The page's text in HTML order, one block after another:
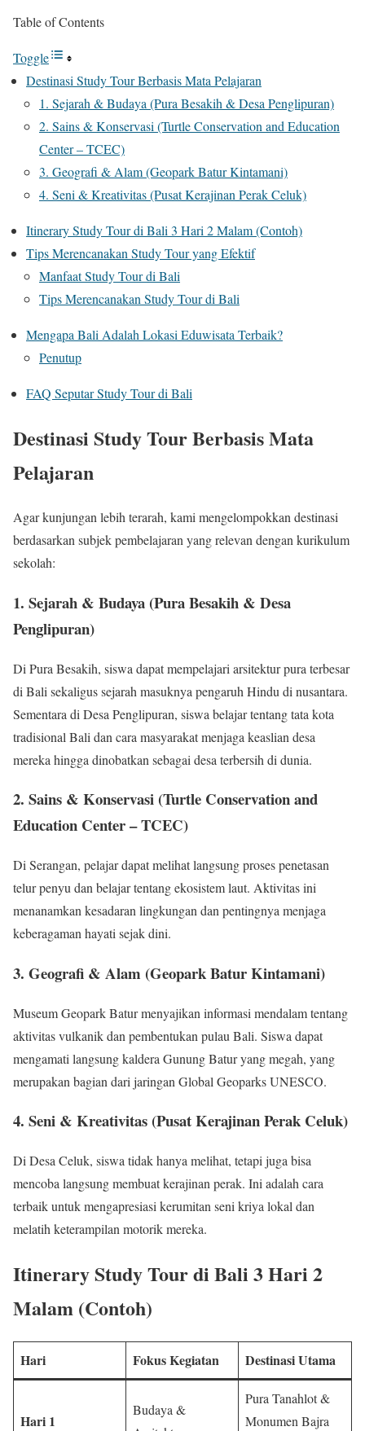
Table of Contents
Toggle
Destinasi Study Tour Berbasis Mata Pelajaran
1. Sejarah & Budaya (Pura Besakih & Desa Penglipuran)
2. Sains & Konservasi (Turtle Conservation and Education
Center – TCEC)
3. Geografi & Alam (Geopark Batur Kintamani)
4. Seni & Kreativitas (Pusat Kerajinan Perak Celuk)
Itinerary Study Tour di Bali 3 Hari 2 Malam (Contoh)
Tips Merencanakan Study Tour yang Efektif
Manfaat Study Tour di Bali
Tips Merencanakan Study Tour di Bali
Mengapa Bali Adalah Lokasi Eduwisata Terbaik?
Penutup
FAQ Seputar Study Tour di Bali
Destinasi Study Tour Berbasis Mata
Pelajaran
Agar kunjungan lebih terarah, kami mengelompokkan destinasi
berdasarkan subjek pembelajaran yang relevan dengan kurikulum
sekolah:
1. Sejarah & Budaya (Pura Besakih & Desa
Penglipuran)
Di Pura Besakih, siswa dapat mempelajari arsitektur pura terbesar
di Bali sekaligus sejarah masuknya pengaruh Hindu di nusantara.
Sementara di Desa Penglipuran, siswa belajar tentang tata kota
tradisional Bali dan cara masyarakat menjaga keaslian desa
mereka hingga dinobatkan sebagai desa terbersih di dunia.
2. Sains & Konservasi (Turtle Conservation and
Education Center – TCEC)
Di Serangan, pelajar dapat melihat langsung proses penetasan
telur penyu dan belajar tentang ekosistem laut. Aktivitas ini
menanamkan kesadaran lingkungan dan pentingnya menjaga
keberagaman hayati sejak dini.
3. Geografi & Alam (Geopark Batur Kintamani)
Museum Geopark Batur menyajikan informasi mendalam tentang
aktivitas vulkanik dan pembentukan pulau Bali. Siswa dapat
mengamati langsung kaldera Gunung Batur yang megah, yang
merupakan bagian dari jaringan Global Geoparks UNESCO.
4. Seni & Kreativitas (Pusat Kerajinan Perak Celuk)
Di Desa Celuk, siswa tidak hanya melihat, tetapi juga bisa
mencoba langsung membuat kerajinan perak. Ini adalah cara
terbaik untuk mengapresiasi kerumitan seni kriya lokal dan
melatih keterampilan motorik mereka.
Itinerary Study Tour di Bali 3 Hari 2
Malam (Contoh)
Hari Fokus Kegiatan Destinasi Utama
Hari 1
Budaya &
Pura Tanahlot &
Monumen Bajra